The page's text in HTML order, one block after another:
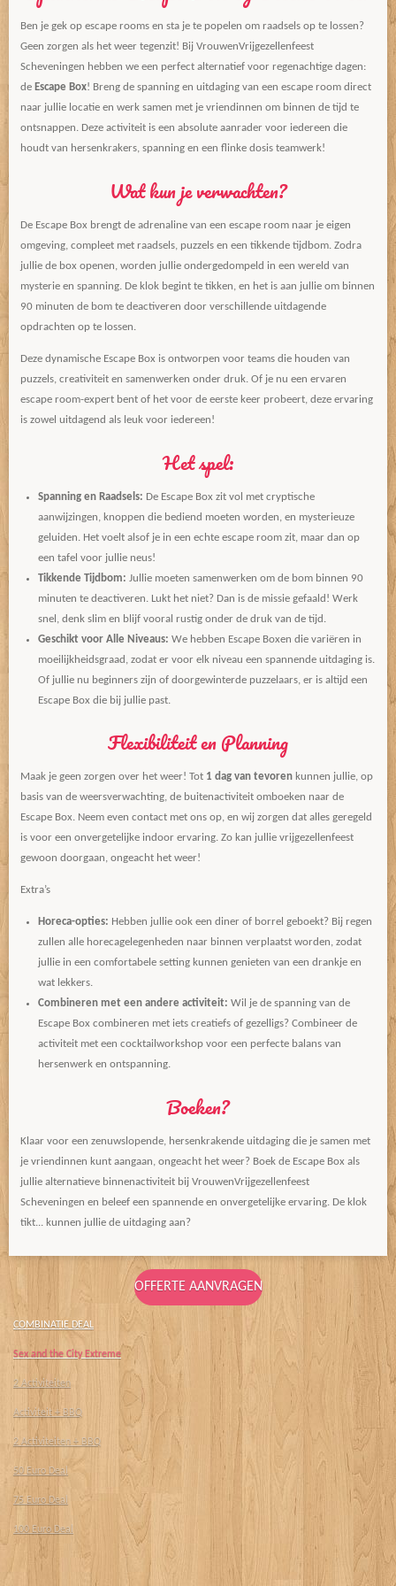
Ben je gek op escape rooms en sta je te popelen om raadsels op te lossen?
Geen zorgen als het weer tegenzit! Bij VrouwenVrijgezellenfeest
Scheveningen hebben we een perfect alternatief voor regenachtige dagen:
de Escape Box! Breng de spanning en uitdaging van een escape room direct
naar jullie locatie en werk samen met je vriendinnen om binnen de tijd te
ontsnappen. Deze activiteit is een absolute aanrader voor iedereen die
houdt van hersenkrakers, spanning en een flinke dosis teamwerk!
Wat kun je verwachten?
De Escape Box brengt de adrenaline van een escape room naar je eigen
omgeving, compleet met raadsels, puzzels en een tikkende tijdbom. Zodra
jullie de box openen, worden jullie ondergedompeld in een wereld van
mysterie en spanning. De klok begint te tikken, en het is aan jullie om binnen
90 minuten de bom te deactiveren door verschillende uitdagende
opdrachten op te lossen.
Deze dynamische Escape Box is ontworpen voor teams die houden van
puzzels, creativiteit en samenwerken onder druk. Of je nu een ervaren
escape room-expert bent of het voor de eerste keer probeert, deze ervaring
is zowel uitdagend als leuk voor iedereen!
Het spel:
Spanning en Raadsels: De Escape Box zit vol met cryptische
aanwijzingen, knoppen die bediend moeten worden, en mysterieuze
geluiden. Het voelt alsof je in een echte escape room zit, maar dan op
een tafel voor jullie neus!
Tikkende Tijdbom: Jullie moeten samenwerken om de bom binnen 90
minuten te deactiveren. Lukt het niet? Dan is de missie gefaald! Werk
snel, denk slim en blijf vooral rustig onder de druk van de tijd.
Geschikt voor Alle Niveaus: We hebben Escape Boxen die variëren in
moeilijkheidsgraad, zodat er voor elk niveau een spannende uitdaging is.
Of jullie nu beginners zijn of doorgewinterde puzzelaars, er is altijd een
Escape Box die bij jullie past.
Flexibiliteit en Planning
Maak je geen zorgen over het weer! Tot 1 dag van tevoren kunnen jullie, op
basis van de weersverwachting, de buitenactiviteit omboeken naar de
Escape Box. Neem even contact met ons op, en wij zorgen dat alles geregeld
is voor een onvergetelijke indoor ervaring. Zo kan jullie vrijgezellenfeest
gewoon doorgaan, ongeacht het weer!
Extra’s
Horeca-opties: Hebben jullie ook een diner of borrel geboekt? Bij regen
zullen alle horecagelegenheden naar binnen verplaatst worden, zodat
jullie in een comfortabele setting kunnen genieten van een drankje en
wat lekkers.
Combineren met een andere activiteit: Wil je de spanning van de
Escape Box combineren met iets creatiefs of gezelligs? Combineer de
activiteit met een cocktailworkshop voor een perfecte balans van
hersenwerk en ontspanning.
Boeken?
Klaar voor een zenuwslopende, hersenkrakende uitdaging die je samen met
je vriendinnen kunt aangaan, ongeacht het weer? Boek de Escape Box als
jullie alternatieve binnenactiviteit bij VrouwenVrijgezellenfeest
Scheveningen en beleef een spannende en onvergetelijke ervaring. De klok
tikt... kunnen jullie de uitdaging aan?
OFFERTE AANVRAGEN
COMBINATIE DEAL
Sex and the City Extreme
2 Activiteiten
Activiteit + BBQ
2 Activiteiten + BBQ
50 Euro Deal
75 Euro Deal
100 Euro Deal